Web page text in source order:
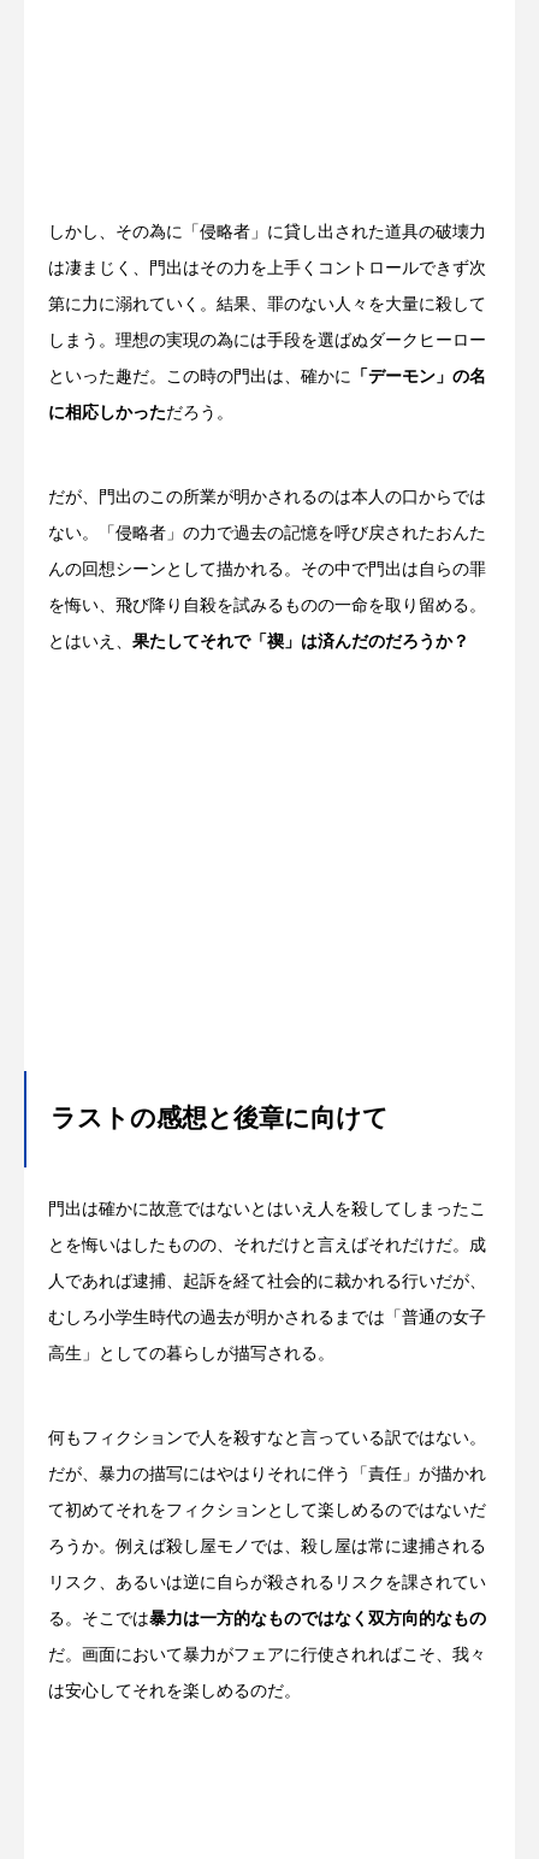
しかし、その為に「侵略者」に貸し出された道具の破壊力
は凄まじく、門出はその力を上手くコントロールできず次
第に力に溺れていく。結果、罪のない人々を大量に殺して
しまう。理想の実現の為には手段を選ばぬダークヒーロー
といった趣だ。この時の門出は、確かに 「デーモン」の名
に相応しかっただろう。
だが、門出のこの所業が明かされるのは本人の口からでは
ない。「侵略者」の力で過去の記憶を呼び戻されたおんた
んの回想シーンとして描かれる。その中で門出は自らの罪
を悔い、飛び降り自殺を試みるものの一命を取り留める。
とはいえ、 果たしてそれで「禊」は済んだのだろうか？
ラストの感想と後章に向けて
門出は確かに故意ではないとはいえ人を殺してしまったこ
とを悔いはしたものの、それだけと言えばそれだけだ。成
人であれば逮捕、起訴を経て社会的に裁かれる行いだが、
むしろ小学生時代の過去が明かされるまでは「普通の女子
高生」としての暮らしが描写される。
何もフィクションで人を殺すなと言っている訳ではない。
だが、暴力の描写にはやはりそれに伴う「責任」が描かれ
て初めてそれをフィクションとして楽しめるのではないだ
ろうか。例えば殺し屋モノでは、殺し屋は常に逮捕される
リスク、あるいは逆に自らが殺されるリスクを課されてい
る。そこでは暴力は一方的なものではなく双方向的なもの
だ。画面において暴力がフェアに行使されればこそ、我々
は安心してそれを楽しめるのだ。